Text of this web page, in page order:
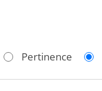
Pertinence